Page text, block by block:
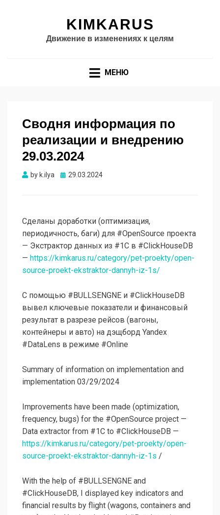
KIMKARUS
Движение в изменениях к целям
МЕНЮ
Сводня информация по
реализации и внедрению
29.03.2024
by k.ilya Опубликовано
29.03.2024
Сделаны доработки (оптимизация,
периодичность, баги) для #OpenSource проекта
— Экстрактор данных из #1C в #ClickHouseDB
— https://kimkarus.ru/category/pet-proekty/open-
source-proekt-ekstraktor-dannyh-iz-1s/
С помощью #BULLSENGNE и #ClickHouseDB
вывел ключевые показатели и финансовый
результат в разрезе рейсов (вагоны,
контейнеры и авто) на дэщборд Yandex
#DataLens в режиме #Online
Summary of information on implementation and
implementation 03/29/2024
Improvements have been made (optimization,
frequency, bugs) for the #OpenSource project —
Data extractor from #1C to #ClickHouseDB —
https://kimkarus.ru/category/pet-proekty/open-
source-proekt-ekstraktor-dannyh-iz-1s /
With the help of #BULLSENGNE and
#ClickHouseDB, I displayed key indicators and
financial results by flight (wagons, containers and